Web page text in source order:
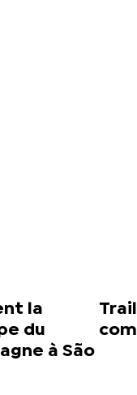
la
du
à São